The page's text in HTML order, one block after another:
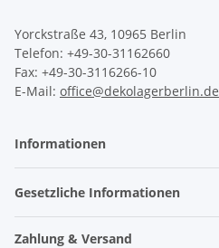
Yorckstraße 43, 10965 Berlin
Telefon: +49-30-31162660
Fax: +49-30-3116266-10
E-Mail: office@dekolagerberlin.de
Informationen
Gesetzliche Informationen
Zahlung & Versand